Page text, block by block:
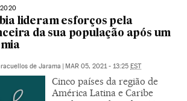
2020
lideram esforços pela
da sua população após um
de Jarama MAR 05, 2021 - 13:25 EST
Cinco países da região de
América Latina e Caribe